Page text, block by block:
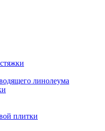
линолеума
плитки